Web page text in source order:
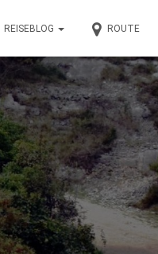
REISEBLOG ROUTE